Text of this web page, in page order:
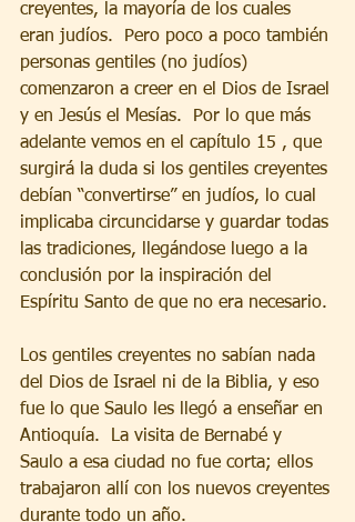
creyentes, la mayoría de los cuales
eran judíos.  Pero poco a poco también
personas gentiles (no judíos)
comenzaron a creer en el Dios de Israel
y en Jesús el Mesías.  Por lo que más
adelante vemos en el capítulo 15 , que
surgirá la duda si los gentiles creyentes
debían “convertirse” en judíos, lo cual
implicaba circuncidarse y guardar todas
las tradiciones, llegándose luego a la
conclusión por la inspiración del
Espíritu Santo de que no era necesario.
Los gentiles creyentes no sabían nada
del Dios de Israel ni de la Biblia, y eso
fue lo que Saulo les llegó a enseñar en
Antioquía.  La visita de Bernabé y
Saulo a esa ciudad no fue corta; ellos
trabajaron allí con los nuevos creyentes
durante todo un año.